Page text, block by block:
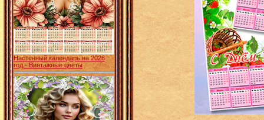
Настенный календарь на 2026
год - Винтажные цветы